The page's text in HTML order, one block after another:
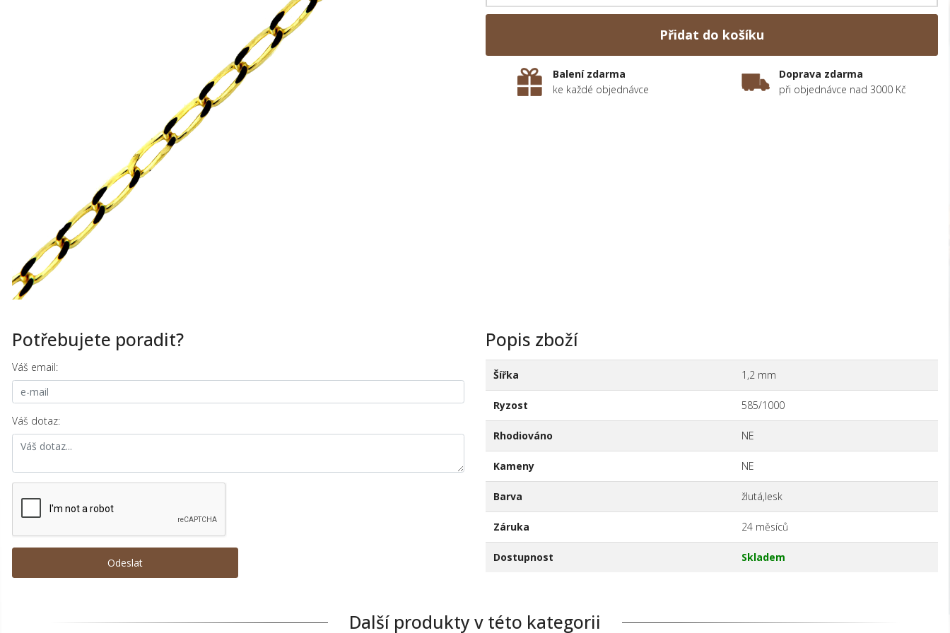
Přidat do košíku
Balení zdarma
ke každé objednávce
Doprava zdarma
při objednávce nad 3000 Kč
Popis zboží
Šířka 1,2 mm
Ryzost 585/1000
Rhodiováno NE
Kameny NE
Barva žlutá,lesk
Záruka 24 měsíců
Dostupnost Skladem
Potřebujete poradit?
Váš email:
Váš dotaz:
Další produkty v této kategorii